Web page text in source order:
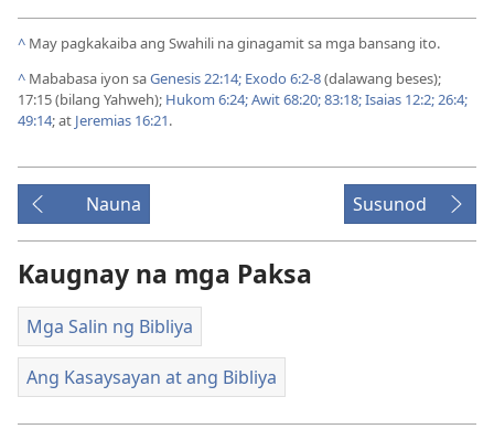
^ May pagkakaiba ang Swahili na ginagamit sa mga bansang ito.
^ Mababasa iyon saGenesis 22:14; Exodo 6:2-8(dalawang beses);
17:15 (bilang Yahweh); Hukom 6:24;Awit 68:20;83:18;Isaias 12:2;26:4;
49:14; at Jeremias 16:21.
Nauna Susunod
Kaugnay na mga Paksa
Mga Salin ng Bibliya
Ang Kasaysayan at ang Bibliya